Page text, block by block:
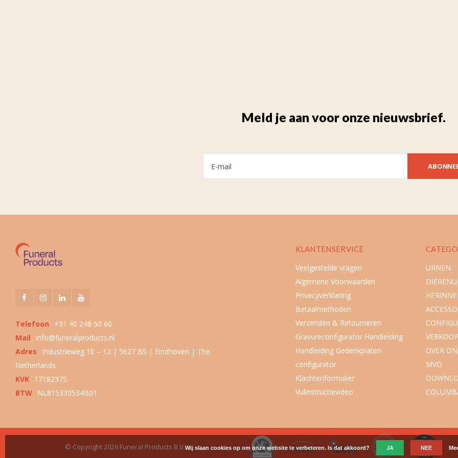
Meld je aan voor onze nieuwsbrief.
Telefoon
+31 40 248 50 60
Mail
info@funeralproducts.nl
Adres
Industrieweg 10 – 12 | 5627 BS | Eindhoven | The
Netherlands
KVK 17182375
BTW
NL815330534B01
KLANTENSERVICE
Veelgestelde vragen
Algemene Voorwaarden
Privacyverklaring
Betaalmethoden
Verzenden & Retourneren
Gravureconfigurator Handleiding
Handleiding Gedenkplaten
configurator
Klachtenformulier
Vulinstructievideo
URNEN
OVER
MVO
© Copyright 2026 Funeral Products B.V.Wij slaan cookies op om onze website te verbeteren. Is dat akkoord? JA NEE